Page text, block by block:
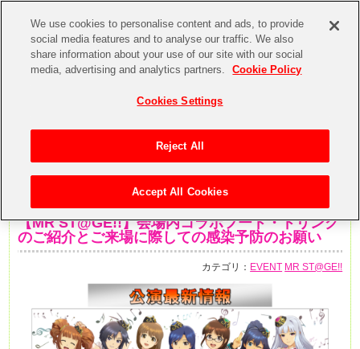
【MR ST@GE!!】会場内コラボフード・ドリンク
のご紹介とご来場に際しての感染予防のお願い
カテゴリ： EVENT MR ST@GE!!
We use cookies to personalise content and ads, to provide
social media features and to analyse our traffic. We also
share information about your use of our site with our social
media, advertising and analytics partners.
Cookie Policy
Cookies Settings
Reject All
Accept All Cookies